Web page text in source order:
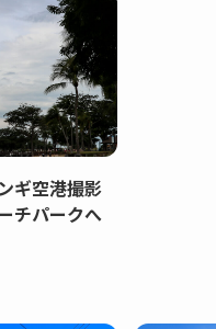
ギ空港撮影
チパークへ